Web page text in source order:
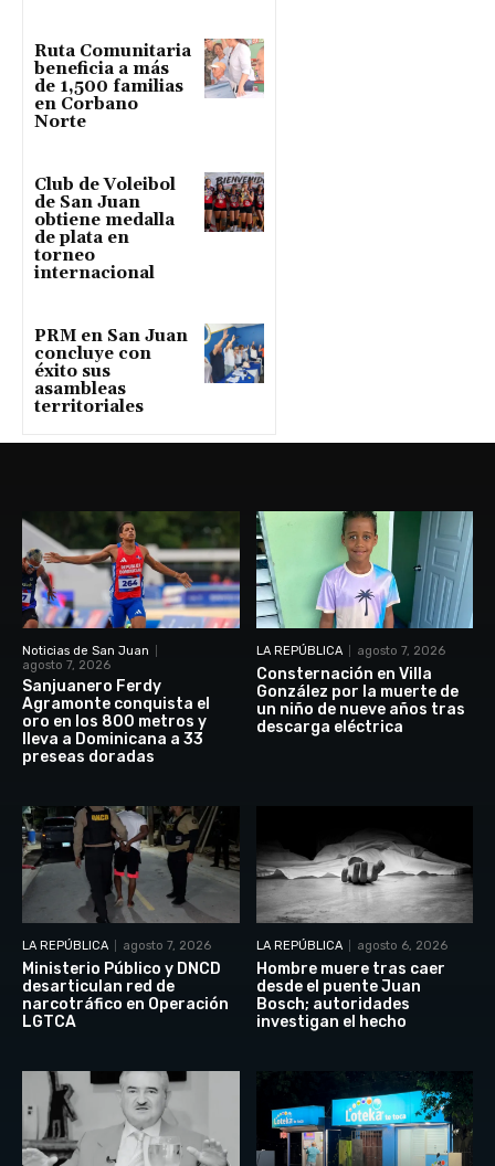
Ruta Comunitaria
beneficia a más
de 1,500 familias
en Corbano
Norte
Club de Voleibol
de San Juan
obtiene medalla
de plata en
torneo
internacional
PRM en San Juan
concluye con
éxito sus
asambleas
territoriales
Noticias de San Juan
agosto 7, 2026
Sanjuanero Ferdy
Agramonte conquista el
oro en los 800 metros y
lleva a Dominicana a 33
preseas doradas
LA REPÚBLICA agosto 7, 2026
Consternación en Villa
González por la muerte de
un niño de nueve años tras
descarga eléctrica
LA REPÚBLICA agosto 7, 2026
Ministerio Público y DNCD
desarticulan red de
narcotráfico en Operación
LGTCA
LA REPÚBLICA agosto 6, 2026
Hombre muere tras caer
desde el puente Juan
Bosch; autoridades
investigan el hecho